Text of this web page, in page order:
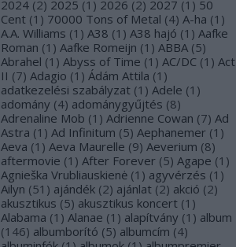
2024 (2) 2025 (1 ) 2026 (2) 2027 (1 ) 50
Cent (1 ) 70000 Tons of Metal (4) A-ha (1 )
A.A. Williams (1 ) A38 (1 ) A38 hajó (1 ) Aafke
Roman (1 ) Aafke Romeijn (1 ) ABBA (5)
Abrahel (1 ) Abyss of Time (1 ) AC/DC (1 ) Act
II (7) Adagio (1 ) Ádám Attila (1 )
adatkezelési szabályzat (1 ) Adele (1 )
adomány (4) adománygyűjtés (8)
Adrenaline Mob (1 ) Adrienne Cowan (7) Ad
Astra (1 ) Ad Infinitum (5) Aephanemer (1 )
Aeva (1 ) Aeva Maurelle (9) Aeverium (8)
aftermovie (1 ) After Forever (5) Agape (1 )
Agnieška Vrubliauskienė (1 ) agyvérzés (1 )
Ailyn (51 ) ajándék (2) ajánlat (2) akció (2)
akusztikus (5) akusztikus koncert (1 )
Alabama (1 ) Alanae (1 ) alapítvány (1 ) album
(146) albumborító (5) albumcím (4)